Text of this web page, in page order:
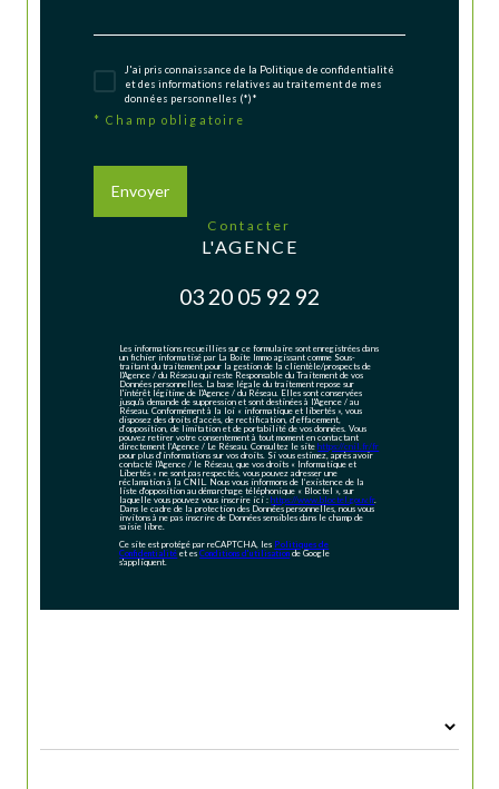
J'ai pris connaissance de la Politique de confidentialité
et des informations relatives au traitement de mes
données personnelles (*)*
* Champ obligatoire
Envoyer
contacter
L'AGENCE
03 20 05 92 92
Les informations recueillies sur ce formulaire sont enregistrées dans
un fichier informatisé par La Boite Immo agissant comme Sous-
traitant du traitement pour la gestion de la clientèle/prospects de
l'Agence / du Réseau qui reste Responsable du Traitement de vos
Données personnelles. La base légale du traitement repose sur
l'intérêt légitime de l'Agence / du Réseau. Elles sont conservées
jusqu'à demande de suppression et sont destinées à l'Agence / au
Réseau. Conformément à la loi « informatique et libertés », vous
disposez des droits d’accès, de rectification, d’effacement,
d’opposition, de limitation et de portabilité de vos données. Vous
pouvez retirer votre consentement à tout moment en contactant
directement l’Agence / Le Réseau. Consultez le sitehttps://cnil.fr/fr
pour plus d’informations sur vos droits. Si vous estimez, après avoir
contacté l'Agence / le Réseau, que vos droits « Informatique et
Libertés » ne sont pas respectés, vous pouvez adresser une
réclamation à la CNIL. Nous vous informons de l’existence de la
liste d'opposition au démarchage téléphonique « Bloctel », sur
laquelle vous pouvez vous inscrire ici :https://www.bloctel.gouv.fr.
Dans le cadre de la protection des Données personnelles, nous vous
invitons à ne pas inscrire de Données sensibles dans le champ de
saisie libre.
Ce site est protégé par reCAPTCHA, les Politiques de
Confidentialité et esConditions d'utilisationde Google
s'appliquent.